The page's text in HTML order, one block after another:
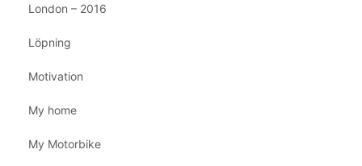
London – 2016
Löpning
Motivation
My home
My Motorbike